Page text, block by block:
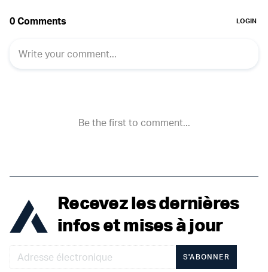
Recevez les dernières
infos et mises à jour
S'ABONNER